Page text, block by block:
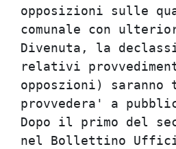
opposizioni
Divenuta, la
relativi
opposzioni)
provvedera' a
Dopo il primo del
nel Bollettino